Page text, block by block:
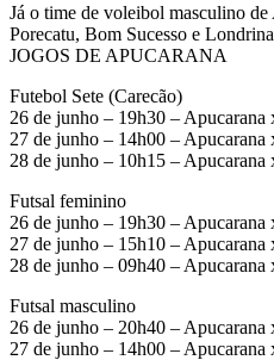
Já o time de voleibol masculino de
Porecatu, Bom Sucesso e
JOGOS DE APUCARANA
Futebol Sete (Carecão)
26 de junho – 19h30 – Apucarana
27 de junho – 14h00 – Apucarana
28 de junho – 10h15 – Apucarana
Futsal feminino
26 de junho – 19h30 –
27 de junho – 15h10 –
28 de junho – 09h40 – Apucarana
Futsal masculino
26 de junho – 20h40 –
27 de junho – 14h00 –